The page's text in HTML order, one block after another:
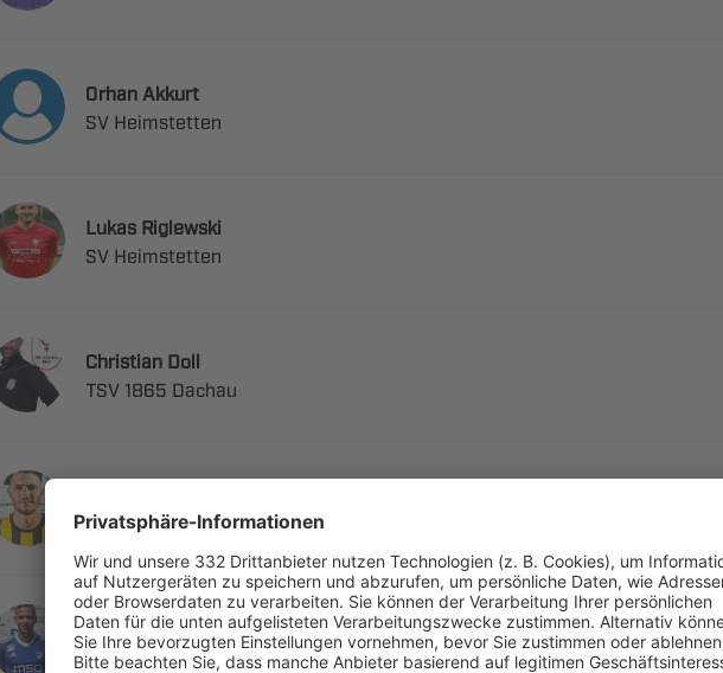
 
 
 
 
 
  
 
 
 